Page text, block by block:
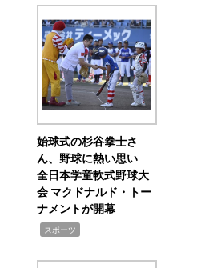
始球式の杉谷拳士さ
ん、野球に熱い思い
全日本学童軟式野球大
会 マクドナルド・トー
ナメントが開幕
スポーツ